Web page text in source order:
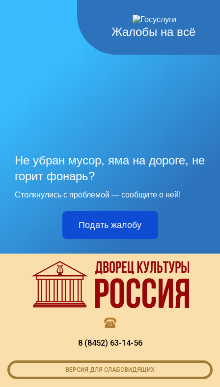
Жалобы на всё
Не убран мусор, яма на дороге, не
горит фонарь?
Столкнулись с проблемой — сообщите о ней!
Подать жалобу
8 (8452) 63-14-56
ВЕРСИЯ ДЛЯ СЛАБОВИДЯЩИХ